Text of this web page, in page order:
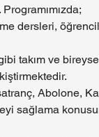
dersleri,
takım ve
Abolone,
sağlama